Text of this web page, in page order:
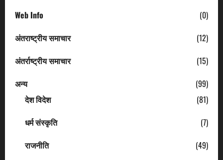
Web Info
(0)
अंतराष्ट्रीय समाचार
(12)
अंतर्राष्ट्रीय समाचार
(15)
अन्य
(99)
देश विदेश
(81)
धर्म संस्कृति
(7)
राजनीति
(49)